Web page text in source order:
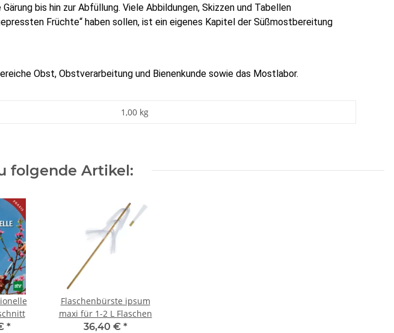
bis hin zur Abfüllung. Viele Abbildungen, Skizzen und Tabellen
Früchte“ haben sollen, ist ein eigenes Kapitel der Süßmostbereitung
Obst, Obstverarbeitung und Bienenkunde sowie das Mostlabor.
1,00 kg
folgende Artikel:
*
Flaschenbürste ipsum
maxi für 1-2 L Flaschen
36,40 € *